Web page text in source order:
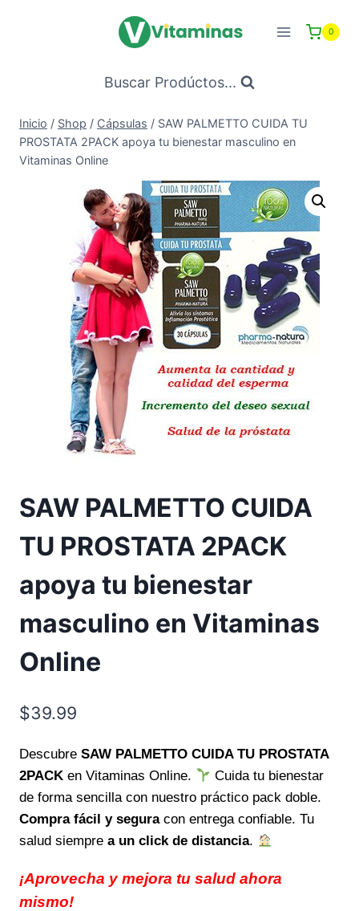
0
Buscar Prodúctos...
Inicio / Shop / Cápsulas / SAW PALMETTO CUIDA TU
PROSTATA 2PACK apoya tu bienestar masculino en
Vitaminas Online
SAW PALMETTO CUIDA
TU PROSTATA 2PACK
apoya tu bienestar
masculino en Vitaminas
Online
$39.99
Descubre SAW PALMETTO CUIDA TU PROSTATA
2PACK en Vitaminas Online.
Cuida tu bienestar
de forma sencilla con nuestro práctico pack doble.
Compra fácil y seguracon entrega confiable. Tu
salud siempre a un click de distancia.
¡Aprovecha y mejora tu salud ahora
mismo!